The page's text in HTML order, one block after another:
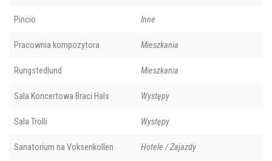
Pincio Inne
Pracownia kompozytora Mieszkania
Rungstedlund Mieszkania
Sala Koncertowa Braci Hals Występy
Sala Trolli Występy
Sanatorium na Voksenkollen Hotele / Zajazdy